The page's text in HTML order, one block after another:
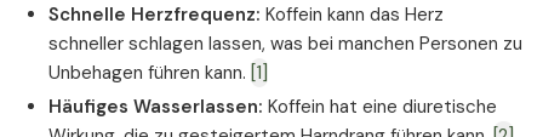
Schnelle Herzfrequenz: Koffein kann das Herz
schneller schlagen lassen, was bei manchen Personen zu
Unbehagen führen kann. [1]
Häufiges Wasserlassen: Koffein hat eine diuretische